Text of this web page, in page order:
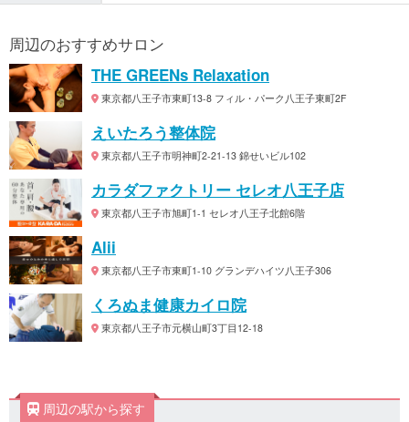
周辺のおすすめサロン
THE GREENs Relaxation
東京都八王子市東町13-8 フィル・パーク八王子東町2F
えいたろう整体院
東京都八王子市明神町2-21-13 錦せいビル102
カラダファクトリー セレオ八王子店
東京都八王子市旭町1-1 セレオ八王子北館6階
Alii
東京都八王子市東町1-10 グランデハイツ八王子306
くろぬま健康カイロ院
東京都八王子市元横山町3丁目12-18
周辺の駅から探す